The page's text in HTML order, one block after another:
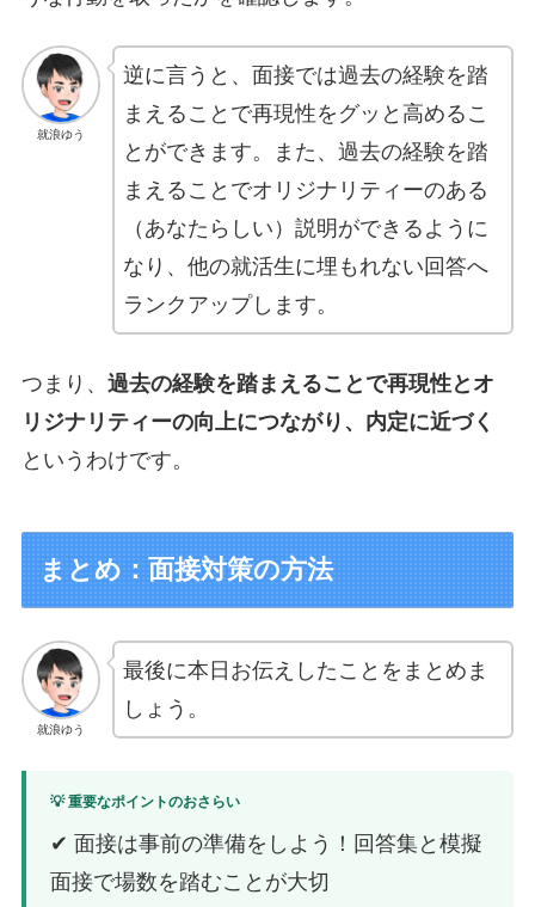
就浪ゆう
逆に言うと、面接では過去の経験を踏
まえることで再現性をグッと高めるこ
とができます。また、過去の経験を踏
まえることでオリジナリティーのある
（あなたらしい）説明ができるように
なり、他の就活生に埋もれない回答へ
ランクアップします。
つまり、 過去の経験を踏まえることで再現性とオ
リジナリティーの向上につながり、内定に近づく
というわけです。
まとめ：面接対策の方法
就浪ゆう
最後に本日お伝えしたことをまとめま
しょう。
💡 重要なポイントのおさらい
✔ 面接は事前の準備をしよう！回答集と模擬
面接で場数を踏むことが大切